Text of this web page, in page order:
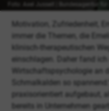
Motivation, Zufriedenheit,
immer die Themen, die
klinisch-therapeutischen
einschlagen. Daher fand ich
Wirtschaftspsychologie an
Schmalkalden so
praxisorientiert aufgebaut,
bereits in Unternehmen